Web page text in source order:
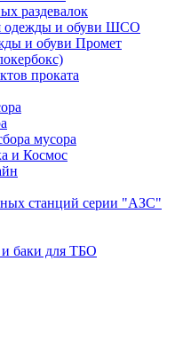
раздевалок
одежды и обуви ШСО
и обуви Промет
проката
мусора
и Космос
станций серии "АЗС"
баки для ТБО